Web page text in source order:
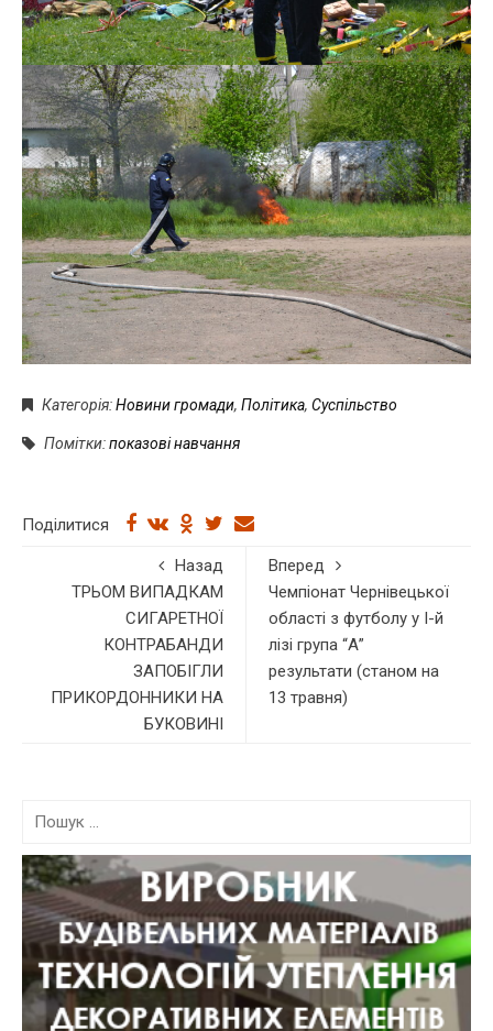
Категорія:Новини громади, Політика, Суспільство
Помітки:показові навчання
Поділитися
Назад
ТРЬОМ ВИПАДКАМ
СИГАРЕТНОЇ
КОНТРАБАНДИ
ЗАПОБІГЛИ
ПРИКОРДОННИКИ НА
БУКОВИНІ
Вперед
Чемпіонат Чернівецької
області з футболу у І-й
лізі група “А”
результати (станом на
13 травня)
ш
у
к
: